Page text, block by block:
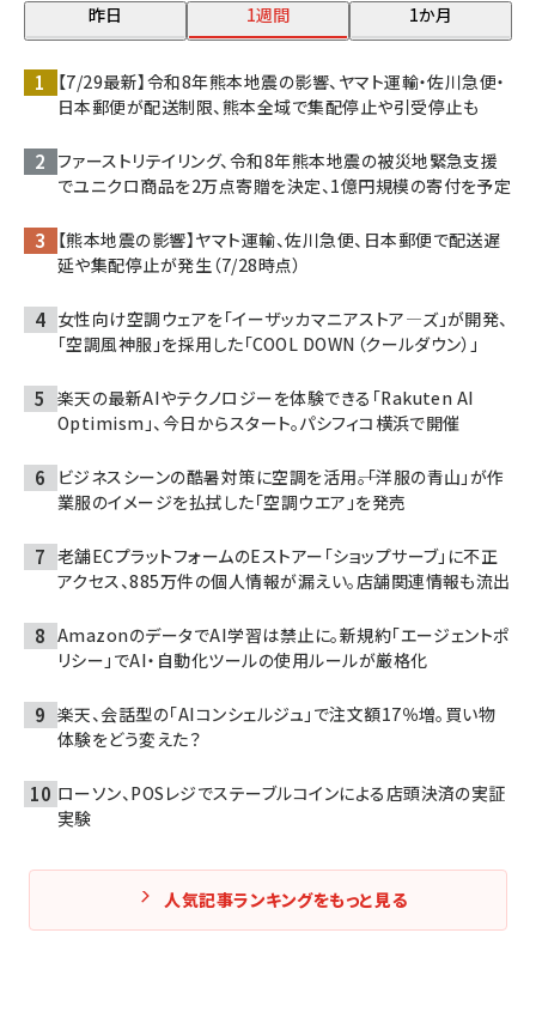
昨日 1週間 1か月
【7/29最新】令和8年熊本地震の影響、ヤマト運輸・佐川急便・
日本郵便が配送制限、熊本全域で集配停止や引受停止も
ファーストリテイリング、令和8年熊本地震の被災地緊急支援
でユニクロ商品を2万点寄贈を決定、1億円規模の寄付を予定
【熊本地震の影響】ヤマト運輸、佐川急便、日本郵便で配送遅
延や集配停止が発生（7/28時点）
女性向け空調ウェアを「イーザッカマニアストア―ズ」が開発、
「空調風神服」を採用した「COOL DOWN（クールダウン）」
楽天の最新AIやテクノロジーを体験できる「Rakuten AI
Optimism」、今日からスタート。パシフィコ横浜で開催
ビジネスシーンの酷暑対策に空調を活用――。「洋服の青山」が作
業服のイメージを払拭した「空調ウエア」を発売
老舗ECプラットフォームのEストアー「ショップサーブ」に不正
アクセス、885万件の個人情報が漏えい。店舗関連情報も流出
AmazonのデータでAI学習は禁止に。新規約「エージェントポ
リシー」でAI・自動化ツールの使用ルールが厳格化
楽天、会話型の「AIコンシェルジュ」で注文額17％増。買い物
体験をどう変えた？
ローソン、POSレジでステーブルコインによる店頭決済の実証
実験
人気記事ランキングをもっと見る